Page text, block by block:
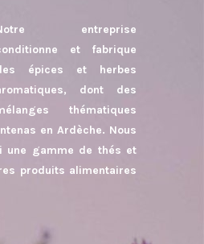
entreprise
et fabrique
épices et herbes
dont des
thématiques
en Ardèche. Nous
une gamme de thés et
produits alimentaires